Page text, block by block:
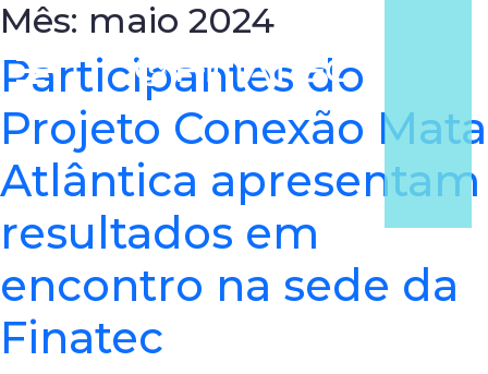
Mês: maio 2024
Participantes do
Projeto Conexão Mata
Atlântica apresentam
resultados em
encontro na sede da
Finatec